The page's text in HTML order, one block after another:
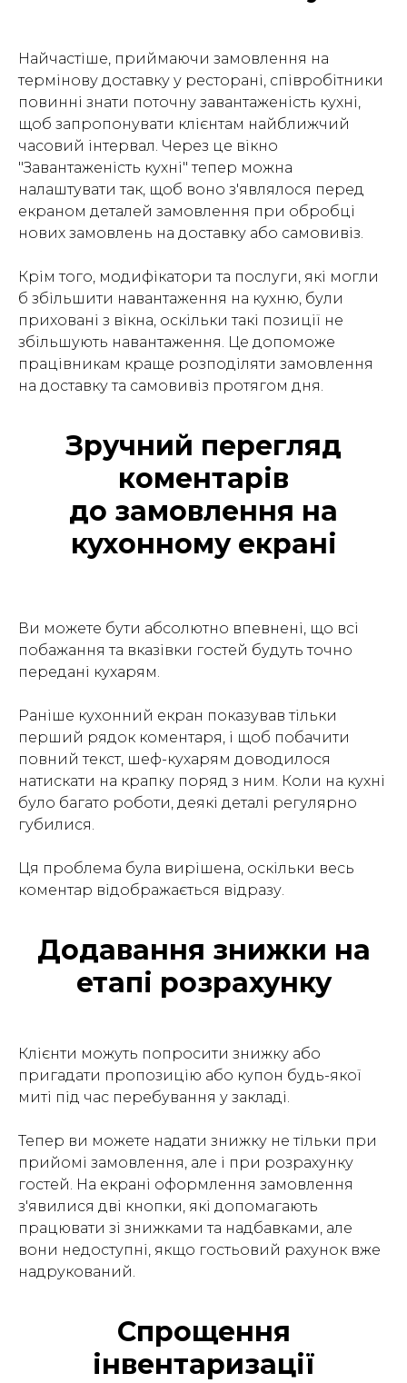
Найчастіше, приймаючи замовлення на
термінову доставку у ресторані, співробітники
повинні знати поточну завантаженість кухні,
щоб запропонувати клієнтам найближчий
часовий інтервал. Через це вікно
"Завантаженість кухні" тепер можна
налаштувати так, щоб воно з'являлося перед
екраном деталей замовлення при обробці
нових замовлень на доставку або самовивіз.
Крім того, модифікатори та послуги, які могли
б збільшити навантаження на кухню, були
приховані з вікна, оскільки такі позиції не
збільшують навантаження. Це допоможе
працівникам краще розподіляти замовлення
на доставку та самовивіз протягом дня.
Зручний перегляд
коментарів
до замовлення на
кухонному екрані
Ви можете бути абсолютно впевнені, що всі
побажання та вказівки гостей будуть точно
передані кухарям.
Раніше кухонний екран показував тільки
перший рядок коментаря, і щоб побачити
повний текст, шеф-кухарям доводилося
натискати на крапку поряд з ним. Коли на кухні
було багато роботи, деякі деталі регулярно
губилися.
Ця проблема була вирішена, оскільки весь
коментар відображається відразу.
Додавання знижки на
етапі розрахунку
Клієнти можуть попросити знижку або
пригадати пропозицію або купон будь-якої
миті під час перебування у закладі.
Тепер ви можете надати знижку не тільки при
прийомі замовлення, але і при розрахунку
гостей. На екрані оформлення замовлення
з'явилися дві кнопки, які допомагають
працювати зі знижками та надбавками, але
вони недоступні, якщо гостьовий рахунок вже
надрукований.
Спрощення
інвентаризації